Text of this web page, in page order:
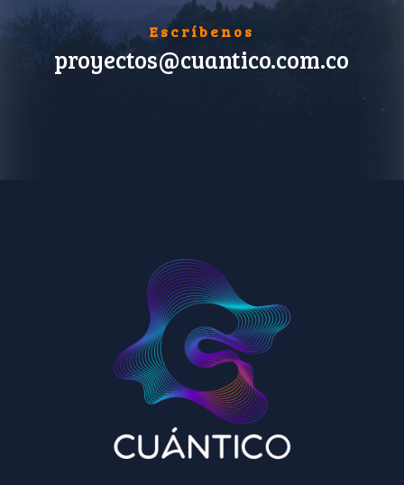
Escríbenos
proyectos@cuantico.com.co